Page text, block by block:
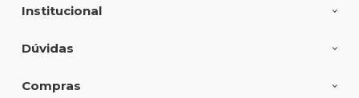
Institucional
Dúvidas
Compras